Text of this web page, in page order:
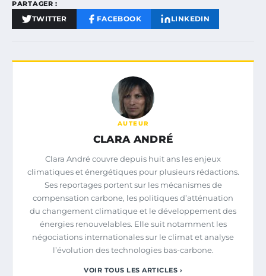
PARTAGER :
TWITTER FACEBOOK LINKEDIN
AUTEUR
CLARA ANDRÉ
Clara André couvre depuis huit ans les enjeux
climatiques et énergétiques pour plusieurs rédactions.
Ses reportages portent sur les mécanismes de
compensation carbone, les politiques d’atténuation
du changement climatique et le développement des
énergies renouvelables. Elle suit notamment les
négociations internationales sur le climat et analyse
l’évolution des technologies bas-carbone.
VOIR TOUS LES ARTICLES ›